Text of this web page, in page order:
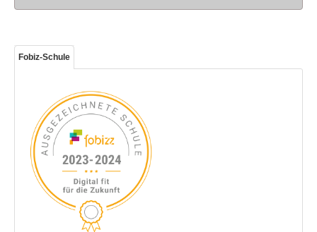
Fobiz-Schule